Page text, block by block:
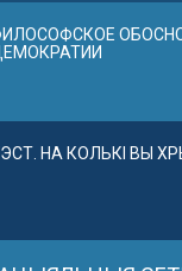
НА КОЛЬКІ ВЫ